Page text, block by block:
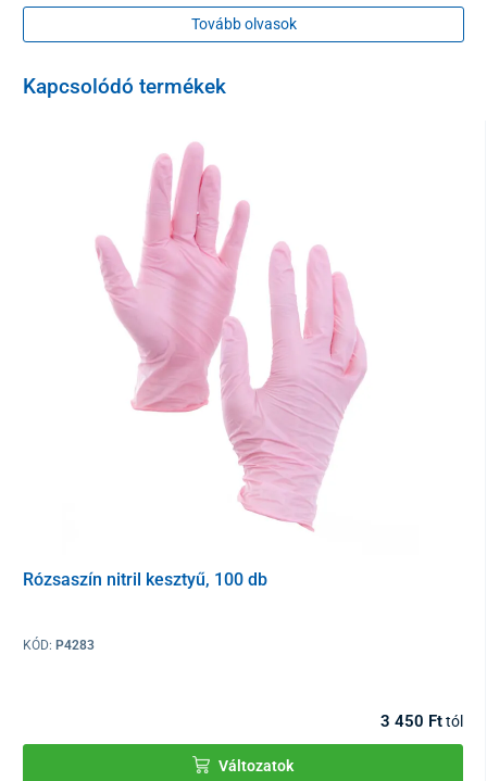
kéz, általábana személyes higiénia elégtelensége(különösen
az elégtelen kézmosás vécéhasználat után és étkezés előtt),
intézményekben, vagy közvetve
élelmiszeren
A betegség influenzaszerű
kezdődik, amelyek
fájdalommal, általános rossz közérzettel, lázzal és sötét
A legtöbb betegnél
később jelentkezik – icterus .
Az eredmény 15 perc múlva olvasható le.
Kérjük, használat előtt figyelmesen olvassa el a használati
utasítást, hogy elkerülje az érvénytelen eredményeket. Csak
professzionális in vitro
diagnosztikai használatra. A
képzett személyzet általi laboratóriumi
Oldat
Alkoholos törlőkendők
Mintagyűjtő edények
Tovább olvasok
Kapcsolódó termékek
Rózsaszín nitril kesztyű, 100 db
KÓD: P4283
3 450 Fttól
Változatok